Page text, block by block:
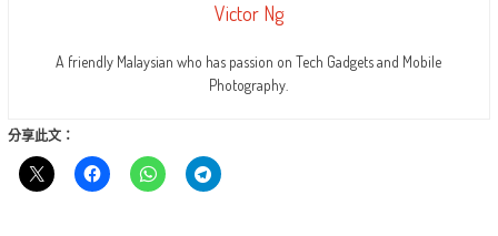
Victor Ng
A friendly Malaysian who has passion on Tech Gadgets and Mobile
Photography.
分享此文：